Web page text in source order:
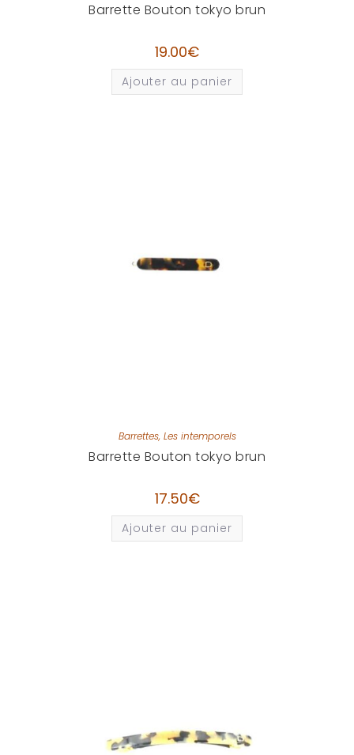
Barrette Bouton tokyo brun
19.00€
Ajouter au panier
Barrettes, Les intemporels
Barrette Bouton tokyo brun
17.50€
Ajouter au panier